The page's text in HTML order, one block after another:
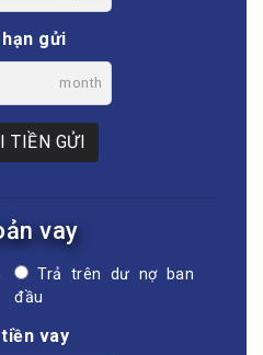
gửi
month
TIỀN GỬI
vay
Trả trên dư nợ ban
đầu
vay